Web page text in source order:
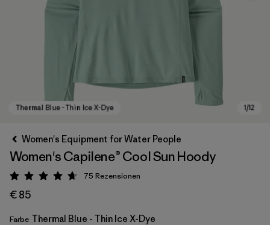
Women's Equipment for Water People
Women's Capilene® Cool Sun Hoody
Bewertung: 4.7 / 5
75 Rezensionen
€ 85
Farbe Thermal Blue - Thin Ice X-Dye